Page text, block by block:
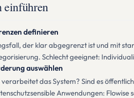
einführen
definieren
der klar abgegrenzt ist und mit
Schlecht geeignet:
auswählen
das System? Sind es
Anwendungen: